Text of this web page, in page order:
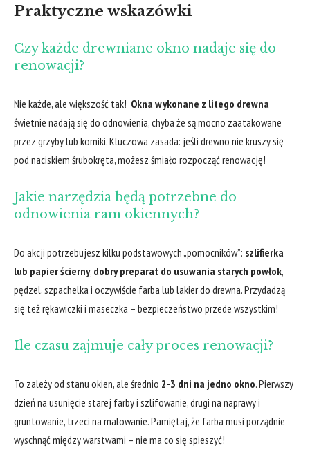
Praktyczne wskazówki
Czy każde drewniane okno nadaje się do
renowacji?
Nie każde, ale większość ​tak! ⁢ Okna wykonane z litego drewna
świetnie nadają się do odnowienia, chyba że są mocno ⁤zaatakowane
przez grzyby lub korniki. Kluczowa zasada: jeśli drewno nie kruszy się
pod naciskiem śrubokręta, możesz śmiało rozpocząć renowację!
Jakie narzędzia będą potrzebne do
odnowienia ram okiennych?
Do akcji potrzebujesz kilku podstawowych​ „pomocników”: szlifierka
lub‌ papier ścierny, dobry preparat do usuwania starych powłok,
pędzel, szpachelka i⁣ oczywiście farba lub lakier do drewna. Przydadzą
się też rękawiczki i maseczka – bezpieczeństwo⁢ przede wszystkim!
Ile ‍czasu ​zajmuje cały proces renowacji?
To‍ zależy ‌od stanu okien, ale ⁢średnio 2-3 dni na jedno okno. Pierwszy
dzień‌ na usunięcie starej farby i‌ szlifowanie, drugi na‍ naprawy i
gruntowanie, trzeci na malowanie. ​Pamiętaj, że farba musi porządnie​
wyschnąć między warstwami – ⁢nie ma co się spieszyć!